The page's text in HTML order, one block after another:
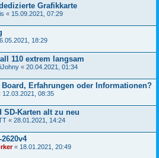
Grafikkarte
« 15.09.2021, 07:29
18:29
110 extrem langsam
« 20.04.2021, 01:34
Board, Erfahrungen oder Informationen?
12.03.2021, 08:35
Karten alt zu neu
« 28.01.2021, 14:24
« 18.01.2021, 20:49